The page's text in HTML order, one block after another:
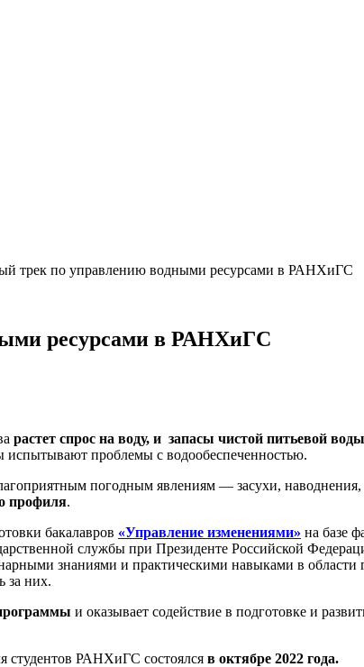
трек по управлению водными ресурсами в РАНХиГС
ресурсами в РАНХиГС
растет спрос на воду, и запасы чистой питьевой
проблемы с водообеспеченностью.
погодным явлениям — засухи,
профиля.
бакалавров «Управление изменениями» на базе
службы при Президенте Российской
знаниями и практическими навыками в области
за них.
и оказывает содействие в подготовке и
студентов РАНХиГС состоялся в октябре 2022 года.